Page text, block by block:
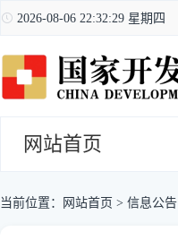
2026-08-06 22:32:30 星期四
网站首页
当前位置： 网站首页 > 信息公告